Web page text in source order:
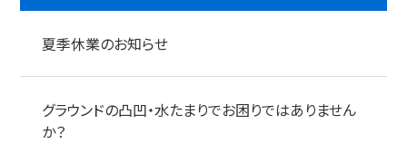
夏季休業のお知らせ
グラウンドの凸凹・水たまりでお困りではありません
か？